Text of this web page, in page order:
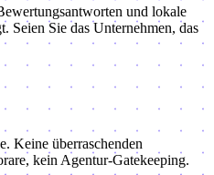
und lokale
Seien Sie das Unternehmen, das
Keine überraschenden
kein Agentur-Gatekeeping.